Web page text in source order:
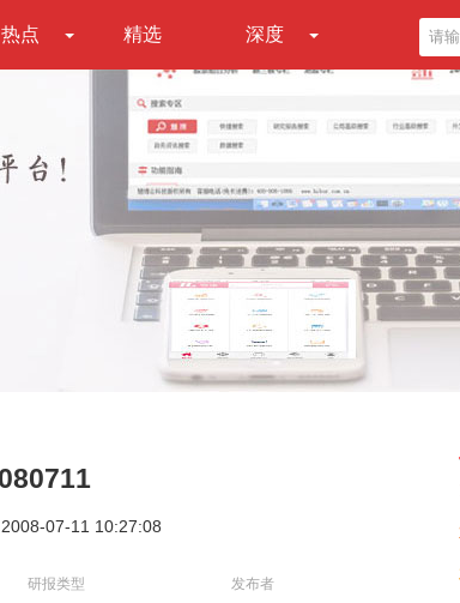
热点 精选 深度
2008-07-11 10:27:08
研报类型 发布者